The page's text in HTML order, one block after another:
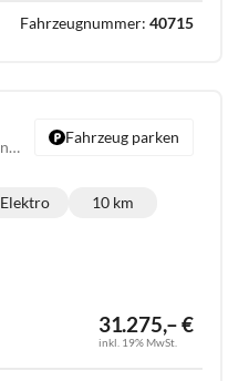
Fahrzeugnummer: 40715
Endurance *VORLAUF* 175,-€ monatlich* 36 Monate* Ohne Kilometerbegrenzung*
31.275,– €
inkl. 19% MwSt.
Kraftstoff:
Elektro
Kilometerstand:
10 km
Fahrzeug parken